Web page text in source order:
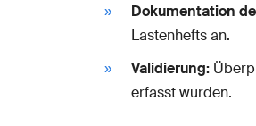
Dokumentation
Lastenhefts an.
Validierung:
erfasst wurden.